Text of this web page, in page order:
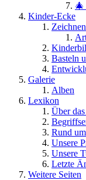
🎄
Kinder-Ecke
Basteln
Galerie
Alben
Lexikon
Über
Rund
Unsere
Unsere
Letzte
Weitere Seiten